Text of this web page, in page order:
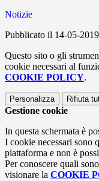
Notizie
Pubblicato il 14-05-2019
Questo sito o gli
cookie necessari al
COOKIE POLICY.
Personalizza Rifiuta
Gestione cookie
In questa schermata è
I cookie necessari sono
piattaforma e non è
Per conoscere quali
visionare la COOKIE